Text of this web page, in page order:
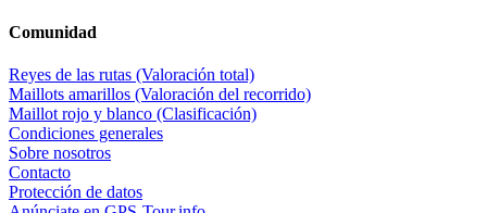
Comunidad
Reyes de las rutas (Valoración total)
Maillots amarillos (Valoración del recorrido)
Maillot rojo y blanco (Clasificación)
Condiciones generales
Sobre nosotros
Contacto
Protección de datos